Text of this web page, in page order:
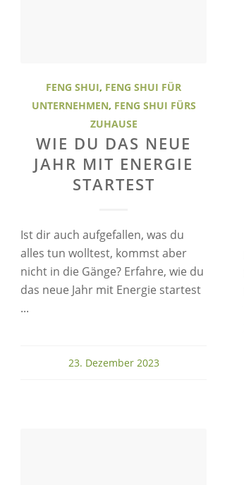
FENG SHUI, FENG SHUI FÜR
UNTERNEHMEN, FENG SHUI FÜRS
ZUHAUSE
WIE DU DAS NEUE
JAHR MIT ENERGIE
STARTEST
Ist dir auch aufgefallen, was du
alles tun wolltest, kommst aber
nicht in die Gänge? Erfahre, wie du
das neue Jahr mit Energie startest
...
23. Dezember 2023